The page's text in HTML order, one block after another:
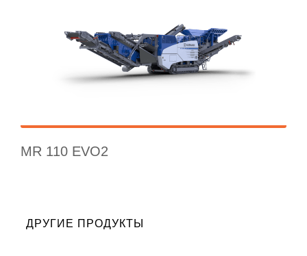
MR 110 EVO2
ДРУГИЕ ПРОДУКТЫ